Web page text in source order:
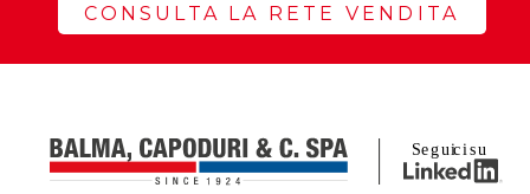
CONSULTA LA RETE VENDITA